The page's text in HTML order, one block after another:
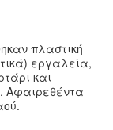
πλαστική
εργαλεία,
και
Αφαιρεθέντα